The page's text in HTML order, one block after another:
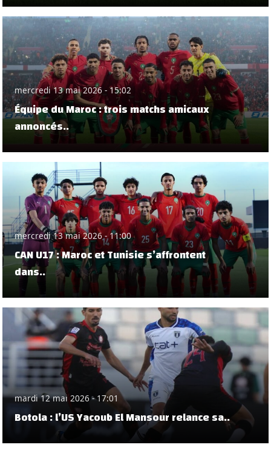
mercredi 13 mai 2026 - 15:02
Équipe du Maroc : trois matchs amicaux
annoncés..
mercredi 13 mai 2026 - 11:00
CAN U17 : Maroc et Tunisie s’affrontent
dans..
mardi 12 mai 2026 - 17:01
Botola : l’US Yacoub El Mansour relance sa..